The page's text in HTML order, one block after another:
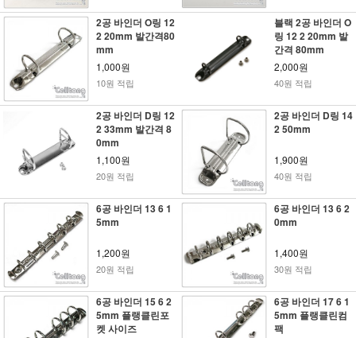
2공 바인더 O링 12
2 20mm 발간격80
mm
1,000원
10원 적립
블랙 2공 바인더 O
링 12 2 20mm 발
간격 80mm
2,000원
40원 적립
2공 바인더 D링 12
2 33mm 발간격 8
0mm
1,100원
20원 적립
2공 바인더 D링 14
2 50mm
1,900원
40원 적립
6공 바인더 13 6 1
5mm
1,200원
20원 적립
6공 바인더 13 6 2
0mm
1,400원
30원 적립
6공 바인더 15 6 2
5mm 플랭클린포
켓 사이즈
6공 바인더 17 6 1
5mm 플랭클린컴
팩